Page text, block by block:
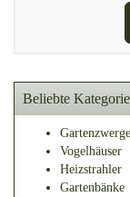
Beliebte
Gartenzwerge
Vogelhäuser
Heizstrahler
Gartenbänke